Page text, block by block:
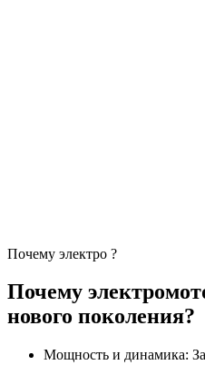
Почему электро ?
Почему
нового поколения?
Мощность и динамика: